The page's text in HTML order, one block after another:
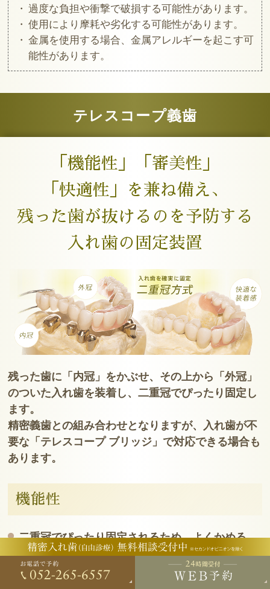
過度な負担や衝撃で破損する可能性があります。
使用により摩耗や劣化する可能性があります。
金属を使用する場合、金属アレルギーを起こす可
能性があります。
テレスコープ義歯
「機能性」「審美性」
「快適性」を兼ね備え、
残った歯が抜けるのを予防する
入れ歯の固定装置
残った歯に「内冠」をかぶせ、その上から「外冠」
のついた入れ歯を装着し、二重冠でぴったり固定し
ます。
精密義歯との組み合わせとなりますが、入れ歯が不
要な「テレスコープ ブリッジ」で対応できる場合も
あります。
機能性
二重冠でぴったり固定されるため、よくかめる
残った歯を補強して、抜けるのを予防する
衛生的な形状で、自分の歯が虫歯になりにくい